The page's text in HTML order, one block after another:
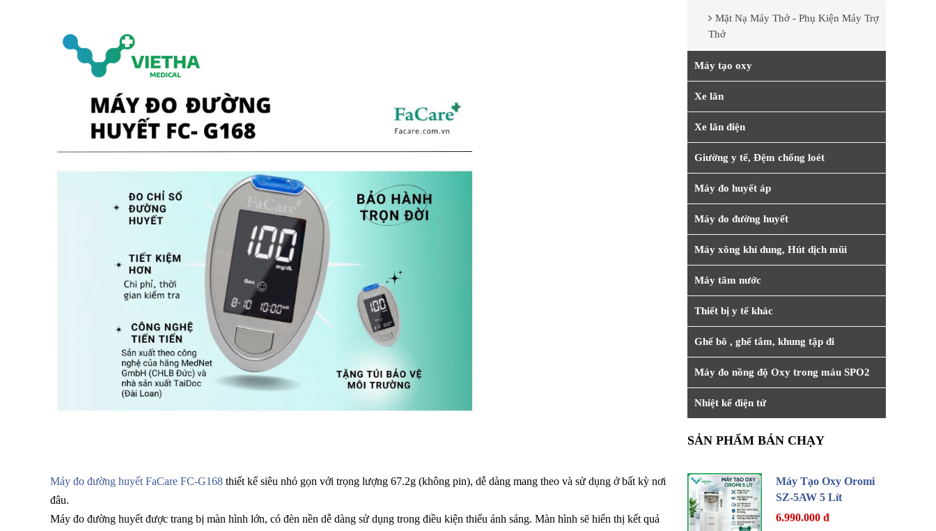
Máy đo đường huyết FaCare FC-G168 thiết kế siêu nhỏ gọn với trọng lượng 67.2g (không pin), dễ dàng mang theo và sử dụng ở bất kỳ nơi
đâu.
Máy đo đường huyết được trang bị màn hình lớn, có đèn nền dễ dàng sử dụng trong điều kiện thiếu ánh sáng. Màn hình sẽ hiển thị kết quả
Mặt Nạ Máy Thở - Phụ Kiện Máy Trợ
Thở
Máy tạo oxy
Xe lăn
Xe lăn điện
Giường y tế, Đệm chống loét
Máy đo huyết áp
Máy đo đường huyết
Máy xông khí dung, Hút dịch mũi
Máy tăm nước
Thiết bị y tế khác
Ghế bô , ghế tắm, khung tập đi
Máy đo nồng độ Oxy trong máu SPO2
Nhiệt kế điện tử
SẢN PHẨM BÁN CHẠY
Máy Tạo Oxy Oromi
SZ-5AW 5 Lít
6.990.000 đ